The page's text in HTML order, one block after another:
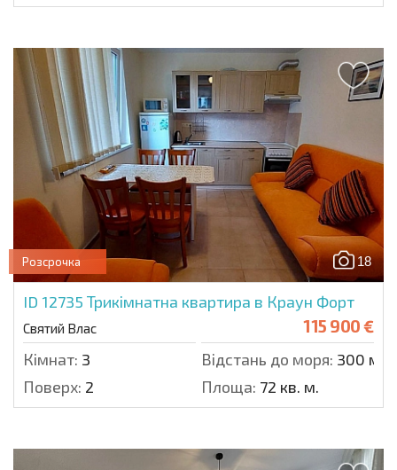
18
Розсрочка
ID 12735 Трикімнатна квартира в Краун Форт
Святий Влас 115 900 €
Кімнат: 3 Відстань до моря: 300 м.
Поверх: 2 Площа: 72 кв. м.